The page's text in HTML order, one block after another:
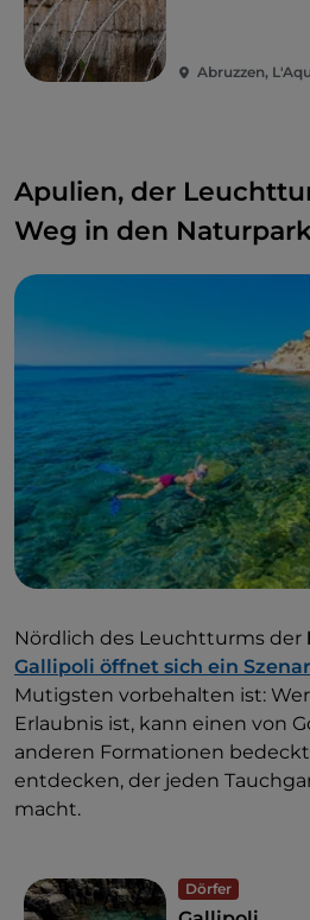
Abruzzen,
Apulien, der
Weg in den
Nördlich des Leuchtturms der
Gallipoli öffnet sich ein
Mutigsten vorbehalten ist:
Erlaubnis ist, kann einen von
anderen Formationen
entdecken, der jeden
macht.
Dörfer